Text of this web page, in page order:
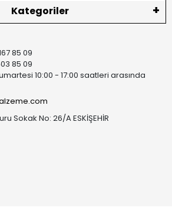
Kategoriler
85 09
85 09
10:00 - 17:00 saatleri arasında
Sokak No: 26/A ESKİŞEHİR